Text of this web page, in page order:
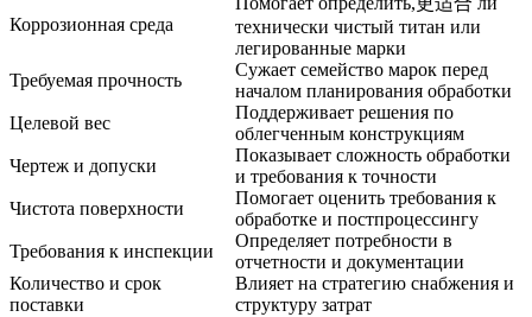
Коррозионная среда
технически чистый титан или
легированные марки
Требуемая прочность
Сужает семейство марок перед
началом планирования обработки
Целевой вес
Поддерживает решения по
облегченным конструкциям
Чертеж и допуски
Показывает сложность обработки
и требования к точности
Чистота поверхности
Помогает оценить требования к
обработке и постпроцессингу
Требования к инспекции
Определяет потребности в
отчетности и документации
Количество и срок
поставки
Влияет на стратегию снабжения и
структуру затрат